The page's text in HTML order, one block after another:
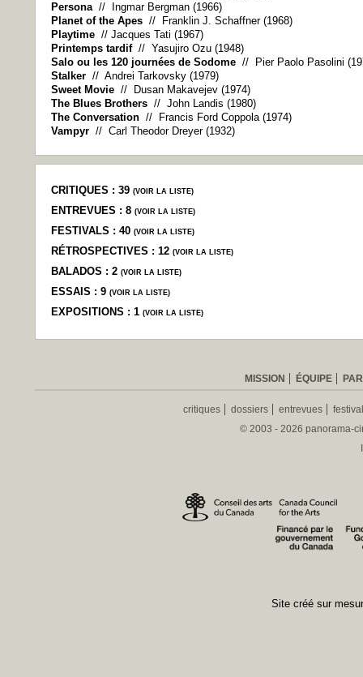
Persona // Ingmar Bergman (1966)
Planet of the Apes // Franklin J. Schaffner (1968)
Playtime // Jacques Tati (1967)
Printemps tardif // Yasujiro Ozu (1948)
Salo ou les 120 journées de Sodome // Pier Paolo Pasolini
Stalker // Andrei Tarkovsky (1979)
Sweet Movie // Dusan Makavejev (1974)
The Blues Brothers // John Landis (1980)
The Conversation // Francis Ford Coppola (1974)
Vampyr // Carl Theodor Dreyer (1932)
CRITIQUES : 39 (VOIR LA LISTE)
ENTREVUES : 8 (VOIR LA LISTE)
FESTIVALS : 40 (VOIR LA LISTE)
RÉTROSPECTIVES : 12 (VOIR LA LISTE)
BALADOS : 2 (VOIR LA LISTE)
ESSAIS : 9 (VOIR LA LISTE)
EXPOSITIONS : 1 (VOIR LA LISTE)
MISSION ÉQUIPE
critiques dossiers entrevues
© 2003 - 2026 panorama-
Site créé sur